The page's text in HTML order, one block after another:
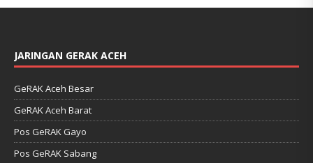
JARINGAN GERAK ACEH
GeRAK Aceh Besar
GeRAK Aceh Barat
Pos GeRAK Gayo
Pos GeRAK Sabang